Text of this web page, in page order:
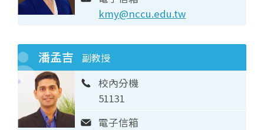
kmy@nccu.edu.tw
潘孟吉 副教授
校內分機
51131
電子信箱